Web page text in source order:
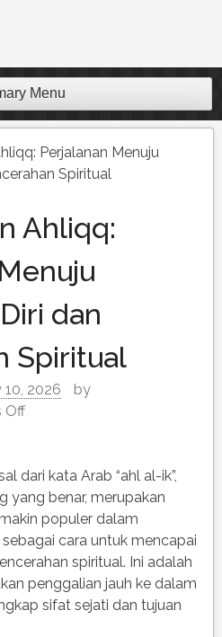
untuk memilih situs slot
informasi lengkap
dengan peluang
Menu
Perjalanan Menuju
Spiritual
Ahliqq:
dan
Spiritual
10, 2026
by
Offon
Perjalanan
Menuju
Penemuan
Diri
dan
Pencerahan
Spiritual
dari kata Arab “ahl al-ik”,
yang benar, merupakan
populer dalam
cara untuk mencapai
spiritual. Ini adalah
penggalian jauh ke dalam
sifat sejati dan tujuan